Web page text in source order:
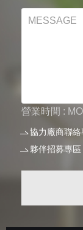
營業時間 :
協力廠商聯絡
夥伴招募專區